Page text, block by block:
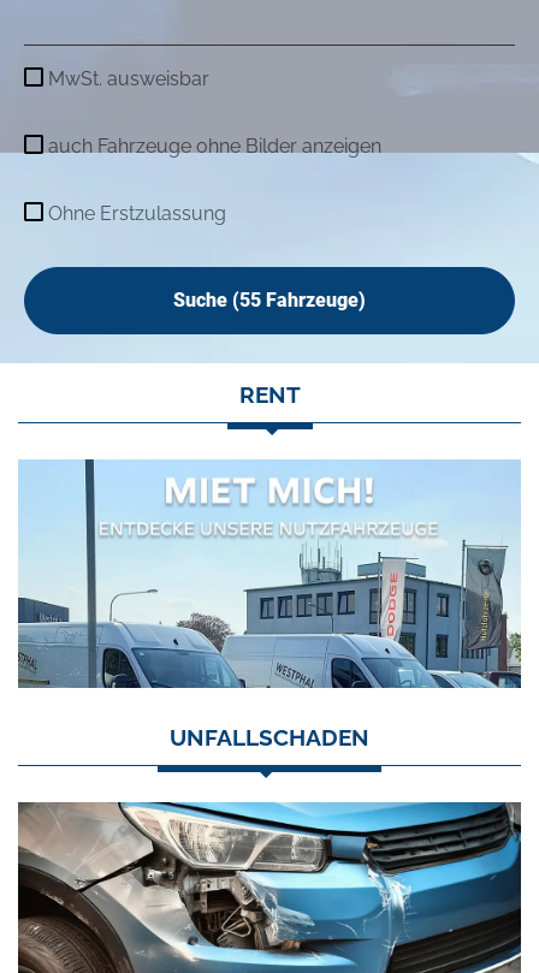
MwSt. ausweisbar
auch Fahrzeuge ohne Bilder anzeigen
Ohne Erstzulassung
Suche (55 Fahrzeuge)
RENT
UNFALLSCHADEN